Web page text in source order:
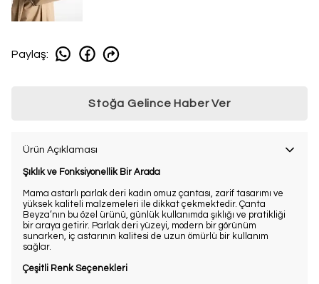
Paylaş:
Stoğa Gelince Haber Ver
Ürün Açıklaması
Şıklık ve Fonksiyonellik Bir Arada
Mama astarlı parlak deri kadın omuz çantası, zarif tasarımı ve
yüksek kaliteli malzemeleri ile dikkat çekmektedir. Çanta
Beyza’nın bu özel ürünü, günlük kullanımda şıklığı ve pratikliği
bir araya getirir. Parlak deri yüzeyi, modern bir görünüm
sunarken, iç astarının kalitesi de uzun ömürlü bir kullanım
sağlar.
Çeşitli Renk Seçenekleri